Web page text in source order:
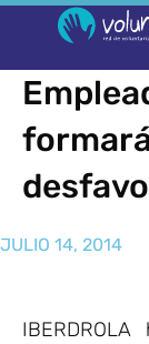
JULIO 14, 2014